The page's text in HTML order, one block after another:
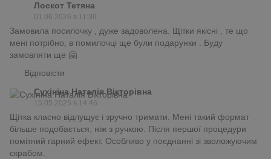
Лоскот Тетяна
01.06.2026 в 11:36
Замовила посилочку , дуже задоволена. Щітки якісні , те що
мені потрібно, в помилочці ще були подарунки . Буду
замовляти ще 🤗
Відповісти
Сухініна Наталія Вікторівна
15.05.2025 в 14:46
Щітка класно відлущує і зручно тримати. Мені такий формат
більше подобається, ніж з ручкою. Після першої процедури
помітний гарний ефект. Особливо у поєднанні зі зволожуючим
скрабом.